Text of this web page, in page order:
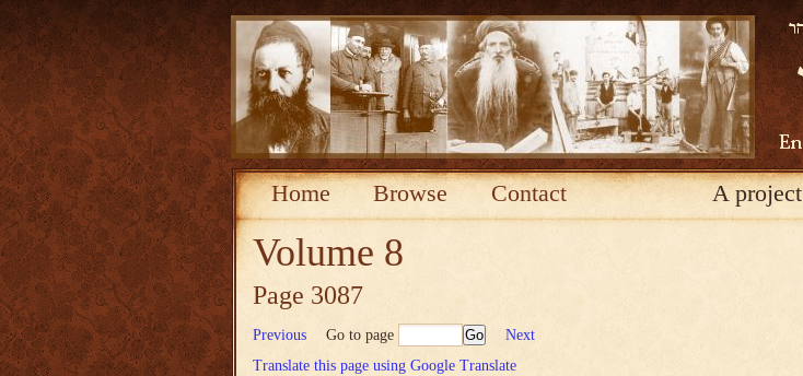
Home Browse Contact A
Volume 8
Page 3087
Previous Go to page
Next
Translate this page using Google Translate